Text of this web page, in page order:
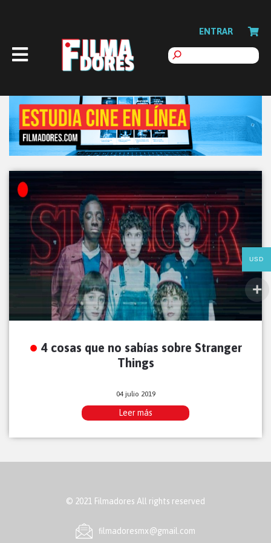
ENTRAR
4 cosas que no sabías sobre Stranger
Things
04 julio 2019
Leer más
© 2021 Filmadores All rights reserved
ﬁlmadoresmx@gmail.com
USD